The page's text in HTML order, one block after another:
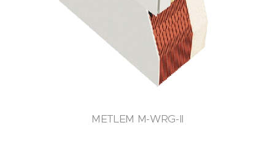
METLEM M-WRG-II